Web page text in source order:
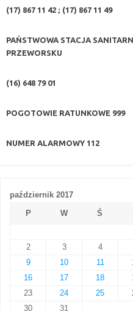
(17) 867 11 42 ; (17) 867 11 49
PAŃSTWOWA STACJA
PRZEWORSKU
(16) 648 79 01
POGOTOWIE RATUNKOWE 999
NUMER ALARMOWY 112
październik 2017
P
W Ś
2
3 4
9
10 11
16
17 18
23
24 25
30
31